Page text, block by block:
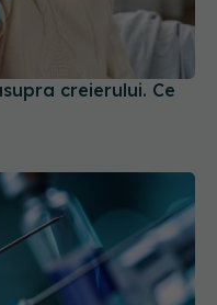
creierului. Ce